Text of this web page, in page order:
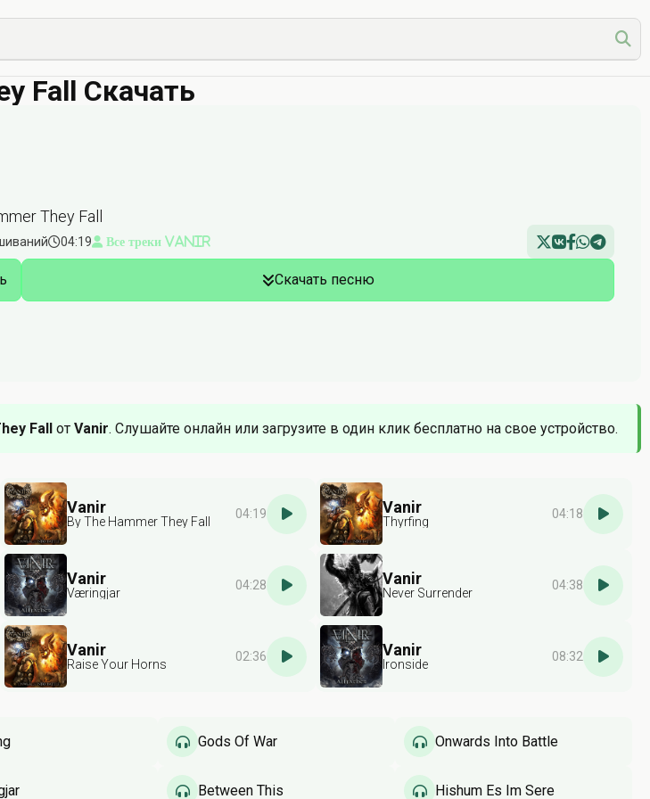
Fall Скачать
They Fall
04:19 Все треки Vanir
Скачать песню
Fall от Vanir. Слушайте онлайн или загрузите в один клик бесплатно на свое устройство.
Vanir
By The Hammer They Fall
04:19 Vanir
Thyrfing
04:18
Vanir
Væringjar
04:28 Vanir
Never Surrender
04:38
Vanir
Raise Your Horns
02:36 Vanir
Ironside
08:32
Gods Of War Onwards Into Battle
Between This Hishum Es Im Sere